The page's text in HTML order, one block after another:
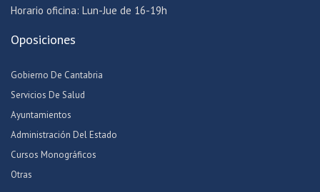
Horario oficina: Lun-Jue de 16-19h
Oposiciones
Gobierno De Cantabria
Servicios De Salud
Ayuntamientos
Administración Del Estado
Cursos Monográficos
Otras